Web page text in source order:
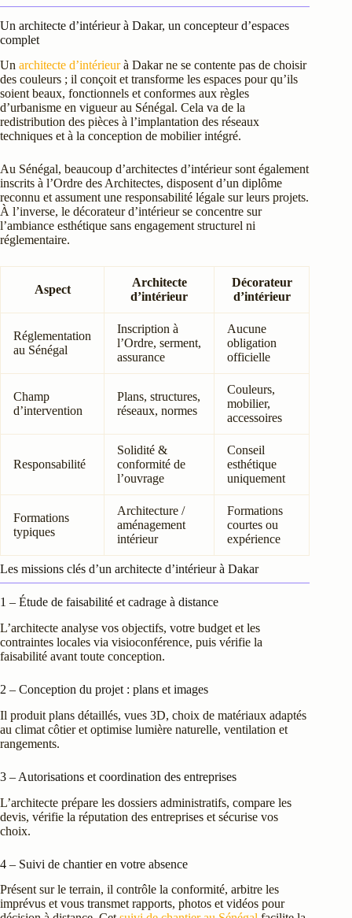
Un architecte d’intérieur à Dakar, un concepteur d’espaces
complet
Un architecte d’intérieurà Dakar ne se contente pas de choisir
des couleurs ; il conçoit et transforme les espaces pour qu’ils
soient beaux, fonctionnels et conformes aux règles
d’urbanisme en vigueur au Sénégal. Cela va de la
redistribution des pièces à l’implantation des réseaux
techniques et à la conception de mobilier intégré.
Au Sénégal, beaucoup d’architectes d’intérieur sont également
inscrits à l’Ordre des Architectes, disposent d’un diplôme
reconnu et assument une responsabilité légale sur leurs projets.
À l’inverse, le décorateur d’intérieur se concentre sur
l’ambiance esthétique sans engagement structurel ni
réglementaire.
Aspect
Architecte
d’intérieur
Décorateur
d’intérieur
Réglementation
au Sénégal
Inscription à
l’Ordre, serment,
assurance
Aucune
obligation
officielle
Champ
d’intervention
Plans, structures,
réseaux, normes
Couleurs,
mobilier,
accessoires
Responsabilité
Solidité &
conformité de
l’ouvrage
Conseil
esthétique
uniquement
Formations
typiques
Architecture /
aménagement
intérieur
Formations
courtes ou
expérience
Les missions clés d’un architecte d’intérieur à Dakar
1 – Étude de faisabilité et cadrage à distance
L’architecte analyse vos objectifs, votre budget et les
contraintes locales via visioconférence, puis vérifie la
faisabilité avant toute conception.
2 – Conception du projet : plans et images
Il produit plans détaillés, vues 3D, choix de matériaux adaptés
au climat côtier et optimise lumière naturelle, ventilation et
rangements.
3 – Autorisations et coordination des entreprises
L’architecte prépare les dossiers administratifs, compare les
devis, vérifie la réputation des entreprises et sécurise vos
choix.
4 – Suivi de chantier en votre absence
Présent sur le terrain, il contrôle la conformité, arbitre les
imprévus et vous transmet rapports, photos et vidéos pour